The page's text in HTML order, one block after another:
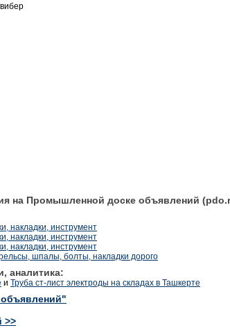
на Промышленной доске объявлений
накладки, инструмент
накладки, инструмент
накладки, инструмент
шпалы, болты, накладки дорого
аналитика:
и Труба ст-лист электроды на складах в Ташкерте
>>